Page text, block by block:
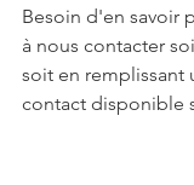
Besoin d'en savoir
à nous contacter
soit en remplissant
contact disponible